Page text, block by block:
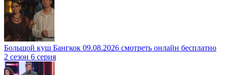
Большой куш Бангкок 09.08.2026 смотреть онлайн бесплатно
2 сезон 6 серия